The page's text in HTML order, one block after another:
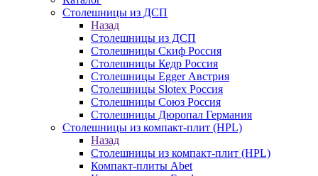
Столешницы из ДСП
Назад
Столешницы из ДСП
Столешницы Скиф Россия
Столешницы Кедр Россия
Столешницы Egger Австрия
Столешницы Slotex Россия
Столешницы Союз Россия
Столешницы Дюропал Германия
Столешницы из компакт-плит (HPL)
Назад
Столешницы из компакт-плит (HPL)
Компакт-плиты Abet